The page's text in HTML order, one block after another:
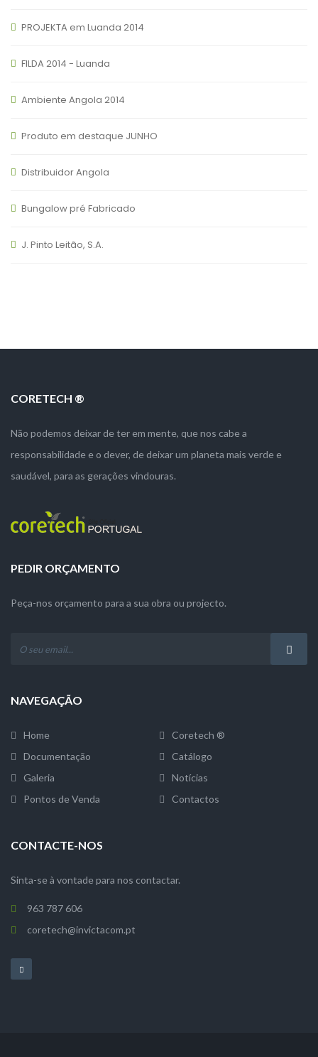
PROJEKTA em Luanda 2014
FILDA 2014 - Luanda
Ambiente Angola 2014
Produto em destaque JUNHO
Distribuidor Angola
Bungalow pré Fabricado
J. Pinto Leitão, S.A.
CORETECH ®
Não podemos deixar de ter em mente, que nos cabe a
responsabilidade e o dever, de deixar um planeta mais verde e
saudável, para as gerações vindouras.
PEDIR ORÇAMENTO
Peça-nos orçamento para a sua obra ou projecto.
NAVEGAÇÃO
Home
Coretech ®
Documentação
Catálogo
Galeria
Notícias
Pontos de Venda
Contactos
CONTACTE-NOS
Sinta-se à vontade para nos contactar.
963 787 606
coretech@invictacom.pt